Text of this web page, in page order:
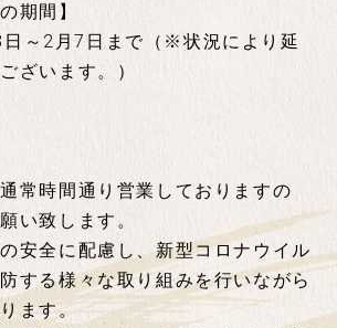
期間】
日～2月7日まで（※状況により延
ざいます。）
常時間通り営業しておりますの
い致します。
安全に配慮し、新型コロナウイル
する様々な取り組みを行いながら
ます。